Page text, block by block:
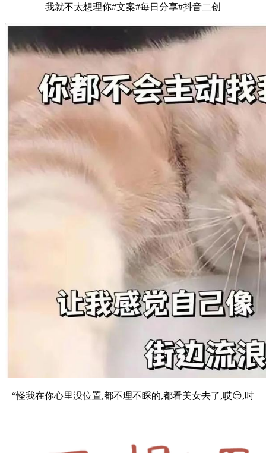
我就不太想理你#文案#每日分享#抖音二创
“怪我在你心里没位置,都不理不睬的,都看美女去了,哎😑,时